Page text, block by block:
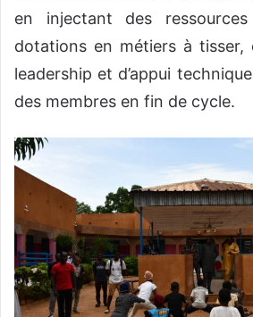
en injectant des
dotations en métiers à tisser,
leadership et d’appui
des membres en fin de cycle.